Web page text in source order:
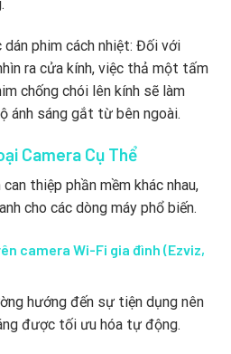
phim cách nhiệt: Đối với
ra cửa kính, việc thả một tấm
chống chói lên kính sẽ làm
ánh sáng gắt từ bên ngoài.
Camera Cụ Thể
thiệp phần mềm khác nhau,
cho các dòng máy phổ biến.
camera Wi-Fi gia đình (Ezviz,
hướng đến sự tiện dụng nên
được tối ưu hóa tự động.